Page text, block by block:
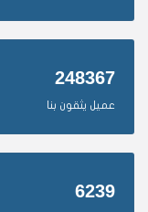
248367
عميل يثقون بنا
6239